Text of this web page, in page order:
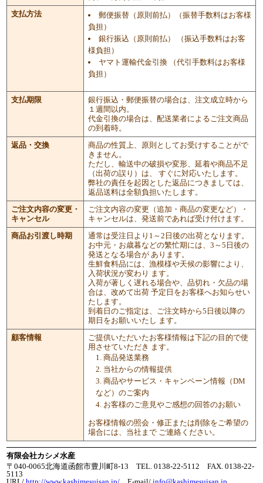
支払方法
郵便振替（原則前払）（振替手数料はお客様
負担）
銀行振込（原則前払） （振込手数料はお客
様負担）
ヤマト運輸代金引換 （代引手数料はお客様
負担）
支払期限
銀行振込・郵便振替の場合は、注文成立時から
１週間以内。
代金引換の場合は、配送業者によるご注文商品
の到着時。
返品・交換
商品の性質上、原則としてお受けすることがで
きません。
ただし、輸送中の破損や変形、延着や商品不足
（出荷の誤り）は、 すぐに対応いたします。
弊社の責任を起因とした返品につきましては、
返品送料は全額負担いたします。
ご注文内容の変更・
キャンセル
ご注文内容の変更（追加・商品の変更など）・
キャンセルは、発送前であれば受け付けます。
商品お引渡し時期
通常は受注日より1～2日後の出荷となります。
お中元・お歳暮などの繁忙期には、3～5日後の
発送となる場合が あります。
生鮮食料品には、漁模様や天候の影響により、
入荷状況が変わり ます。
入荷が著しく遅れる場合や、品切れ・欠品の場
合は、改めて出荷 予定日をお客様へお知らせい
たします。
到着日のご指定は、ご注文時から5日後以降の
期日をお願いいたし ます。
顧客情報
ご提供いただいたお客様情報は下記の目的で使
用させていただき ます。
商品発送業務
当社からの情報提供
商品やサービス・キャンペーン情報（DM
など）のご案内
お客様のご意見やご感想の回答のお願い
お客様情報の照会・修正または削除をご希望の
場合には、当社まで ご連絡ください。
有限会社カシメ水産
〒040-0065北海道函館市豊川町8-13 TEL. 0138-22-5112 FAX. 0138-22-
5113